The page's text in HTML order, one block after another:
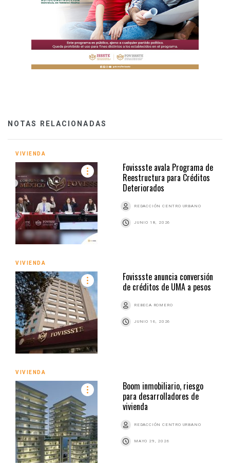
NOTAS RELACIONADAS
VIVIENDA
Fovissste avala Programa de
Reestructura para Créditos
Deteriorados
REDACCIÓN CENTRO URBANO
JUNIO 18, 2026
VIVIENDA
Fovissste anuncia conversión
de créditos de UMA a pesos
REBECA ROMERO
JUNIO 16, 2026
VIVIENDA
Boom inmobiliario, riesgo
para desarrolladores de
vivienda
REDACCIÓN CENTRO URBANO
MAYO 29, 2026